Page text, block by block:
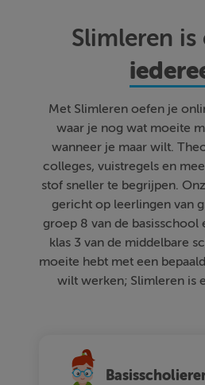
Slimleren
Met Slimleren oefen je
waar je nog wat moeite
wanneer je maar wilt.
colleges, vuistregels en
stof sneller te begrijpen.
gericht op leerlingen van
groep 8 van de basisschool
klas 3 van de middelbare
moeite hebt met een
wilt werken; Slimleren is